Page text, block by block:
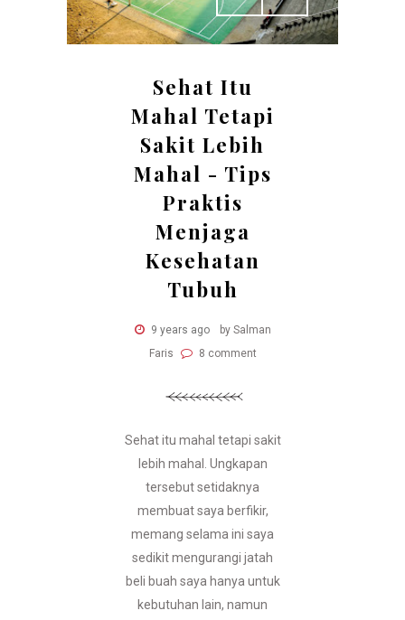
Sehat Itu
Mahal Tetapi
Sakit Lebih
Mahal - Tips
Praktis
Menjaga
Kesehatan
Tubuh
9 years ago
by Salman
Faris
8 comment
Sehat itu mahal tetapi sakit
lebih mahal. Ungkapan
tersebut setidaknya
membuat saya berfikir,
memang selama ini saya
sedikit mengurangi jatah
beli buah saya hanya untuk
kebutuhan lain, namun